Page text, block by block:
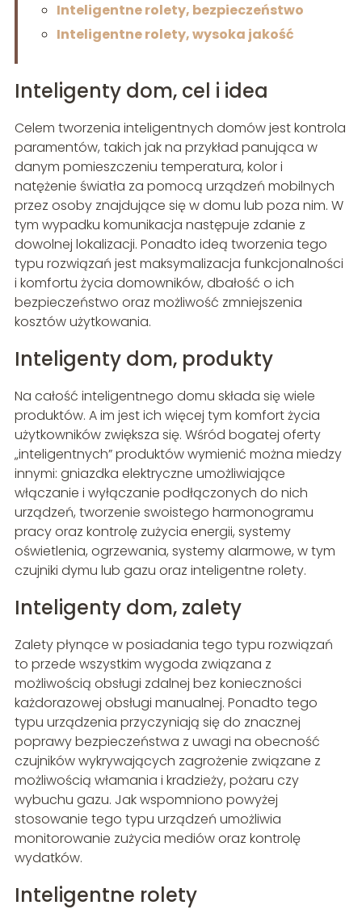
Inteligentne rolety, bezpieczeństwo
Inteligentne rolety, wysoka jakość
Inteligenty dom, cel i idea
Celem tworzenia inteligentnych domów jest kontrola
paramentów, takich jak na przykład panująca w
danym pomieszczeniu temperatura, kolor i
natężenie światła za pomocą urządzeń mobilnych
przez osoby znajdujące się w domu lub poza nim. W
tym wypadku komunikacja następuje zdanie z
dowolnej lokalizacji. Ponadto ideą tworzenia tego
typu rozwiązań jest maksymalizacja funkcjonalności
i komfortu życia domowników, dbałość o ich
bezpieczeństwo oraz możliwość zmniejszenia
kosztów użytkowania.
Inteligenty dom, produkty
Na całość inteligentnego domu składa się wiele
produktów. A im jest ich więcej tym komfort życia
użytkowników zwiększa się. Wśród bogatej oferty
„inteligentnych” produktów wymienić można miedzy
innymi: gniazdka elektryczne umożliwiające
włączanie i wyłączanie podłączonych do nich
urządzeń, tworzenie swoistego harmonogramu
pracy oraz kontrolę zużycia energii, systemy
oświetlenia, ogrzewania, systemy alarmowe, w tym
czujniki dymu lub gazu oraz inteligentne rolety.
Inteligenty dom, zalety
Zalety płynące w posiadania tego typu rozwiązań
to przede wszystkim wygoda związana z
możliwością obsługi zdalnej bez konieczności
każdorazowej obsługi manualnej. Ponadto tego
typu urządzenia przyczyniają się do znacznej
poprawy bezpieczeństwa z uwagi na obecność
czujników wykrywających zagrożenie związane z
możliwością włamania i kradzieży, pożaru czy
wybuchu gazu. Jak wspomniono powyżej
stosowanie tego typu urządzeń umożliwia
monitorowanie zużycia mediów oraz kontrolę
wydatków.
Inteligentne rolety